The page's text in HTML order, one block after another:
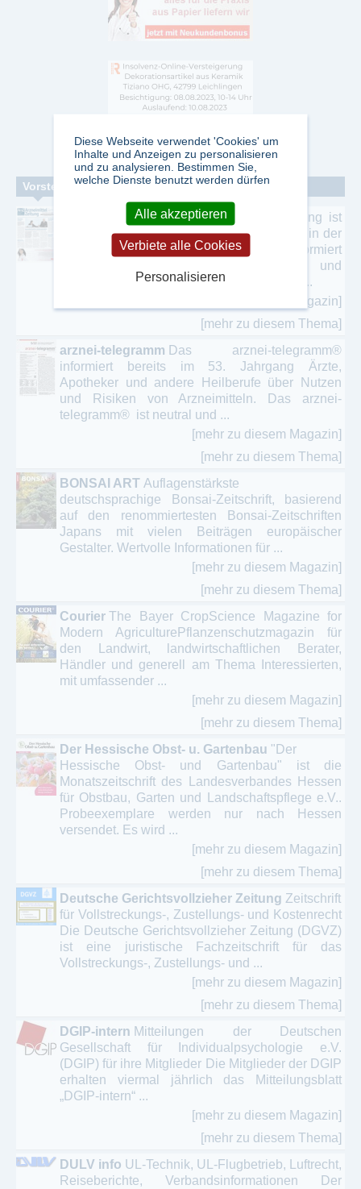
Vorstellung einzelner Zeitschriften
Arzneimittel Zeitung Die Arneimittel Zeitung ist
die Zeitung für Entscheider und Mitarbeiter in der
Pharmabranche. Sie informiert
branchenspezifisch über Gesundheits- und
Arzneimittelpolitik, über Unternehmen und ...
[mehr zu diesem Magazin]
[mehr zu diesem Thema]
arznei-telegramm Das arznei-telegramm®
informiert bereits im 53. Jahrgang Ärzte,
Apotheker und andere Heilberufe über Nutzen
und Risiken von Arzneimitteln. Das arznei-
telegramm® ist neutral und ...
[mehr zu diesem Magazin]
[mehr zu diesem Thema]
BONSAI ART Auflagenstärkste
deutschsprachige Bonsai-Zeitschrift, basierend
auf den renommiertesten Bonsai-Zeitschriften
Japans mit vielen Beiträgen europäischer
Gestalter. Wertvolle Informationen für ...
[mehr zu diesem Magazin]
[mehr zu diesem Thema]
Courier The Bayer CropScience Magazine for
Modern AgriculturePflanzenschutzmagazin für
den Landwirt, landwirtschaftlichen Berater,
Händler und generell am Thema Interessierten,
mit umfassender ...
[mehr zu diesem Magazin]
[mehr zu diesem Thema]
Der Hessische Obst- u. Gartenbau "Der
Hessische Obst- und Gartenbau" ist die
Monatszeitschrift des Landesverbandes Hessen
für Obstbau, Garten und Landschaftspflege e.V..
Probeexemplare werden nur nach Hessen
versendet. Es wird ...
[mehr zu diesem Magazin]
[mehr zu diesem Thema]
Deutsche Gerichtsvollzieher Zeitung Zeitschrift
für Vollstreckungs-, Zustellungs- und Kostenrecht
Die Deutsche Gerichtsvollzieher Zeitung (DGVZ)
ist eine juristische Fachzeitschrift für das
Vollstreckungs-, Zustellungs- und ...
[mehr zu diesem Magazin]
[mehr zu diesem Thema]
DGIP-intern Mitteilungen der Deutschen
Gesellschaft für Individualpsychologie e.V.
(DGIP) für ihre Mitglieder Die Mitglieder der DGIP
erhalten viermal jährlich das Mitteilungsblatt
„DGIP-intern“ ...
[mehr zu diesem Magazin]
[mehr zu diesem Thema]
DULV info UL-Technik, UL-Flugbetrieb, Luftrecht,
Reiseberichte, Verbandsinformationen Der
Diese Webseite verwendet 'Cookies' um
Inhalte und Anzeigen zu personalisieren
und zu analysieren. Bestimmen Sie,
welche Dienste benutzt werden dürfen
Alle akzeptieren
Verbiete alle Cookies
Personalisieren